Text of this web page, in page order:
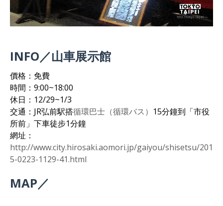
INFO／山車展示館
價格：免費
時間：9:00~18:00
休日：12/29~1/3
交通：JR弘前駅搭循環巴士（循環バス） 15分鐘到「市役
所前」下車徒步1分鐘
網址：
http://www.city.hirosaki.aomori.jp/gaiyou/shisetsu/201
5-0223-1129-41.html
MAP／